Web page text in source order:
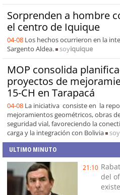
Sorprenden a hombre
el centro de Iquique
04-08 Los hechos ocurrieron en la
Sargento Aldea.
soyiquique
MOP consolida
proyectos de
15-CH en Tarapacá
04-08 La iniciativa consiste en la
mejoramientos geométricos, obras
seguridad vial, favoreciendo la
carga y la integración con Bolivia
soy
ULTIMO MINUTO
21:10
del